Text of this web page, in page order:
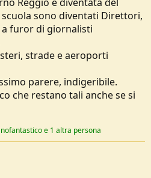
sono diventati Direttori,
a furor di giornalisti
strade e aeroporti
parere, indigeribile.
che restano tali anche se si
e 1 altra persona